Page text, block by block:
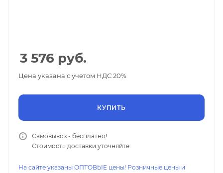
3 576 руб.
Цена указана с учетом НДС 20%
КУПИТЬ
Самовывоз - бесплатно!
Стоимость доставки уточняйте.
На сайте указаны ОПТОВЫЕ цены! Розничные цены и